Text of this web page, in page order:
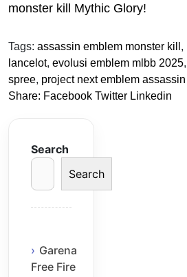
monster kill Mythic Glory!
Tags: assassin emblem monster kill ,
lancelot, evolusi emblem mlbb 2025,
spree, project next emblem assassin
Share: Facebook Twitter Linkedin
Search
Search
Garena
Free Fire